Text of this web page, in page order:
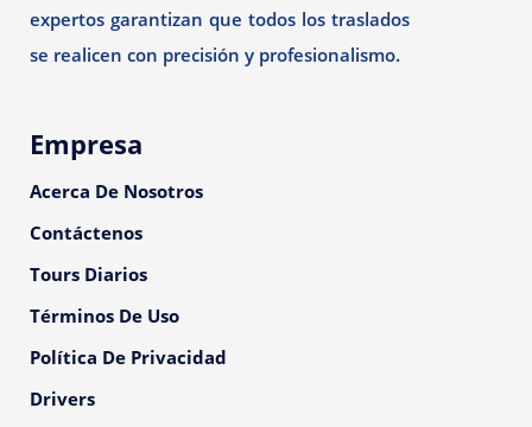
expertos garantizan que todos los traslados
se realicen con precisión y profesionalismo.
Empresa
Acerca De Nosotros
Contáctenos
Tours Diarios
Términos De Uso
Política De Privacidad
Drivers